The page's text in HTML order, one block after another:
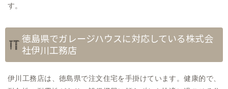
す。
徳島県でガレージハウスに対応している株式会
社伊川工務店
伊川工務店は、徳島県で注文住宅を手掛けています。健康的で、